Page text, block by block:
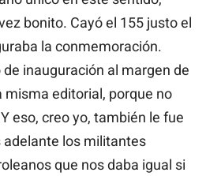
bonito. Cayó el 155 justo el
la conmemoración.
inauguración al margen de
misma editorial, porque no
eso, creo yo, también le fue
adelante los militantes
que nos daba igual si